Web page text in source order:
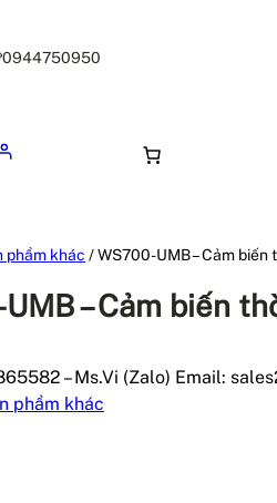
0944750950
phẩm khác / WS700-UMB – Cảm
– Cảm biến
– Ms.Vi (Zalo) Email:
phẩm khác